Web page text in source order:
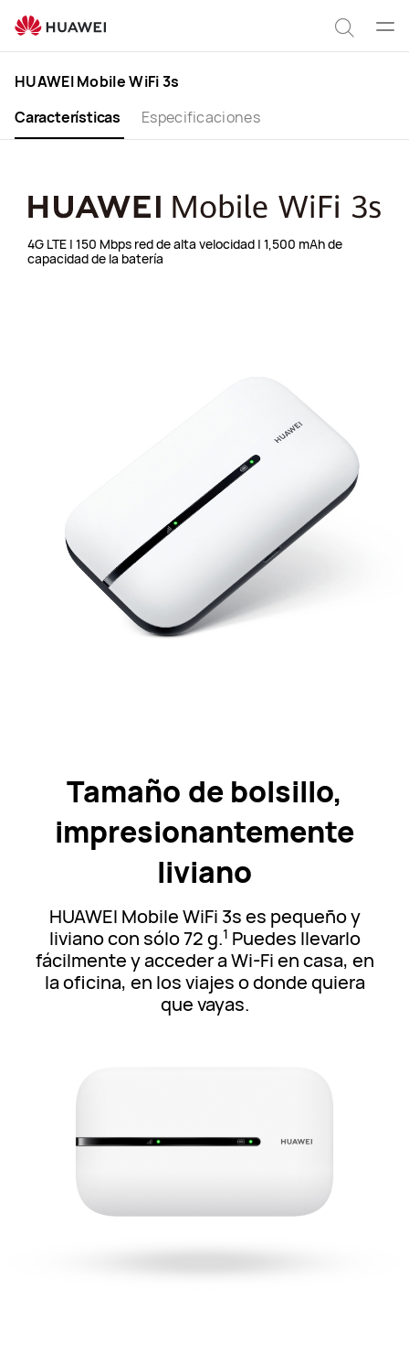
HUAWEI
Mobile
WiFi
3s
HUAWEI Mobile WiFi 3s
Características
Especificaciones
4G LTE | 150 Mbps red de alta velocidad | 1,500 mAh de
capacidad de la batería
Tamaño de bolsillo,
impresionantemente
liviano
HUAWEI Mobile WiFi 3s es pequeño y
liviano con sólo 72 g.1 Puedes llevarlo
fácilmente y acceder a Wi-Fi en casa, en
la oficina, en los viajes o donde quiera
que vayas.